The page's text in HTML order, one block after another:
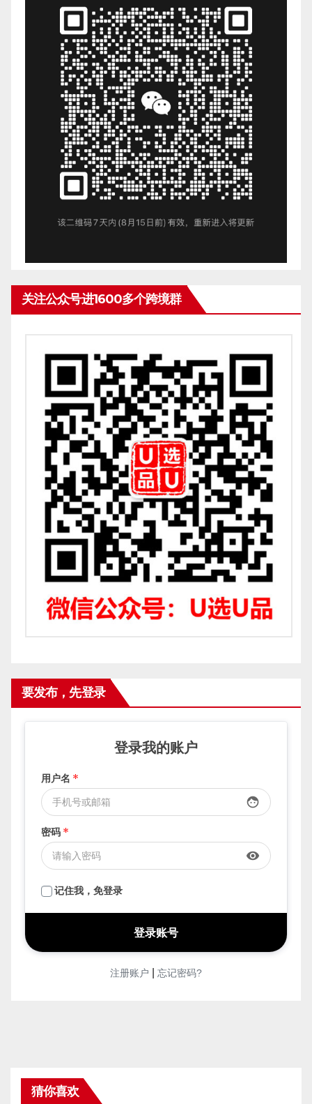
关注公众号进1600多个跨境群
要发布，先登录
登录我的账户
用户名 *
face
密码 *
visibility
记住我，免登录
注册账户 忘记密码?
猜你喜欢